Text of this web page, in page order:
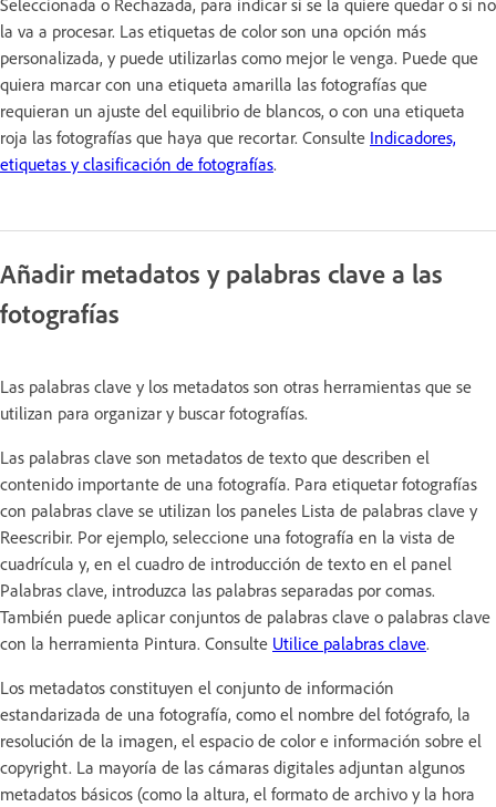
la va a procesar. Las etiquetas de color son una opción más
personalizada, y puede utilizarlas como mejor le venga. Puede que
quiera marcar con una etiqueta amarilla las fotografías que
requieran un ajuste del equilibrio de blancos, o con una etiqueta
roja las fotografías que haya que recortar. Consulte Indicadores,
etiquetas y clasificación de fotografías.
Añadir metadatos y palabras clave a las
fotografías
Las palabras clave y los metadatos son otras herramientas que se
utilizan para organizar y buscar fotografías.
Las palabras clave son metadatos de texto que describen el
contenido importante de una fotografía. Para etiquetar fotografías
con palabras clave se utilizan los paneles Lista de palabras clave y
Reescribir. Por ejemplo, seleccione una fotografía en la vista de
cuadrícula y, en el cuadro de introducción de texto en el panel
Palabras clave, introduzca las palabras separadas por comas.
También puede aplicar conjuntos de palabras clave o palabras clave
con la herramienta Pintura. Consulte Utilice palabras clave.
Los metadatos constituyen el conjunto de información
estandarizada de una fotografía, como el nombre del fotógrafo, la
resolución de la imagen, el espacio de color e información sobre el
copyright. La mayoría de las cámaras digitales adjuntan algunos
metadatos básicos (como la altura, el formato de archivo y la hora